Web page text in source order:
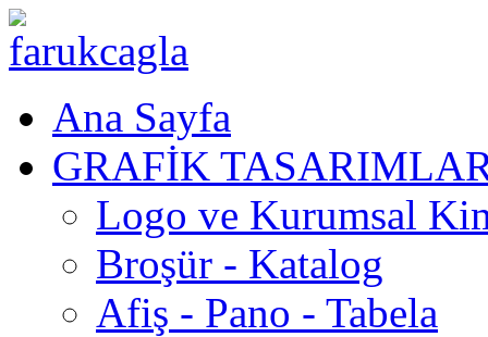
Ana Sayfa
GRAFİK
Logo ve Kurumsal
Broşür - Katalog
Afiş - Pano - Tabela